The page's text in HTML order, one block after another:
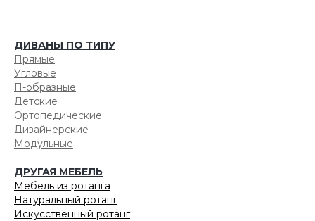
ДИВАНЫ ПО ТИПУ
Прямые
Угловые
П-образные
Детские
Ортопедические
Дизайнерские
Модульные
ДРУГАЯ МЕБЕЛЬ
Мебель из ротанга
Натуральный ротанг
Искусственный ротанг